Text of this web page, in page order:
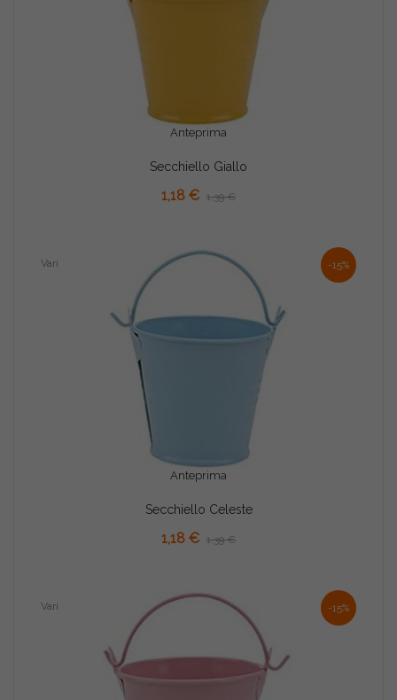
Anteprima
Secchiello Giallo
1,18 € 1,39 €
-15%
Anteprima
Vari
Secchiello Celeste
1,18 € 1,39 €
-15%
Vari